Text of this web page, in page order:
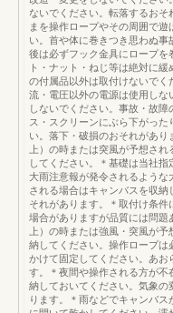
ないでください。転落するおそ
まを操作ロープやその周囲で
い。首や体に巻きつき思わぬ
後は必ずフック金具にロープ
ト・ナット・ねじ等は絶対に
の付属品以外は取付けないで
流・電圧以外の電源は使用しな
しないでください。事故・故
ス・スクリーンにぶら下がった
い。落下・破損のおそれがあ
上）の時または突風が予想さ
してください。＊‌基礎は当社指
大雨注意報が発令されるような
される場合はキャンバスを収
それがあります。＊‌取付け条
場合がありますが品質には問
上）の時または強風・突風が予
納してください。操作ロープは
かけて固定してください。あお
す。＊‌夜間や操作される方が不
納しておいてください。気象の
ります。＊‌雨などでキャンバ